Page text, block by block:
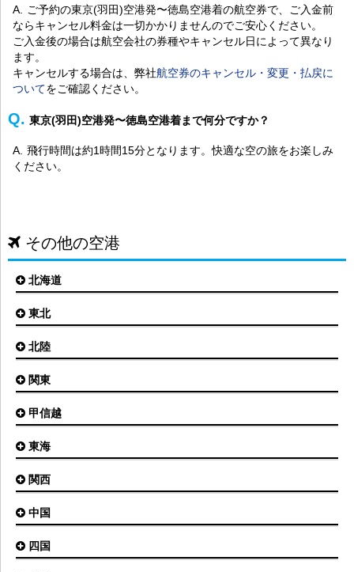
ご予約の東京(羽田)空港発〜徳島空港着の航空券で、ご入金前
ならキャンセル料金は一切かかりませんのでご安心ください。
ご入金後の場合は航空会社の券種やキャンセル日によって異なり
ます。
キャンセルする場合は、弊社航空券のキャンセル・変更・払戻に
ついてをご確認ください。
東京(羽田)空港発〜徳島空港着まで何分ですか？
飛行時間は約1時間15分となります。快適な空の旅をお楽しみ
ください。
その他の空港
北海道
札幌(新千歳)空港
旭川空港
オホーツク紋別空港
釧路空港
稚内空港
とかち帯広空港
根室中標津空港
奥尻空港
利尻空港
東北
仙台空港
青森空港
三沢空港
福島空港
大館能代空港
庄内空港
山形空港
北陸
小松空港
能登空港
関東
東京(羽田)空港
茨城空港
八丈島空港
甲信越
新潟空港
東海
名古屋(中部)空港
静岡空港
関西
大阪(伊丹)空港
神戸空港
中国
広島空港
四国